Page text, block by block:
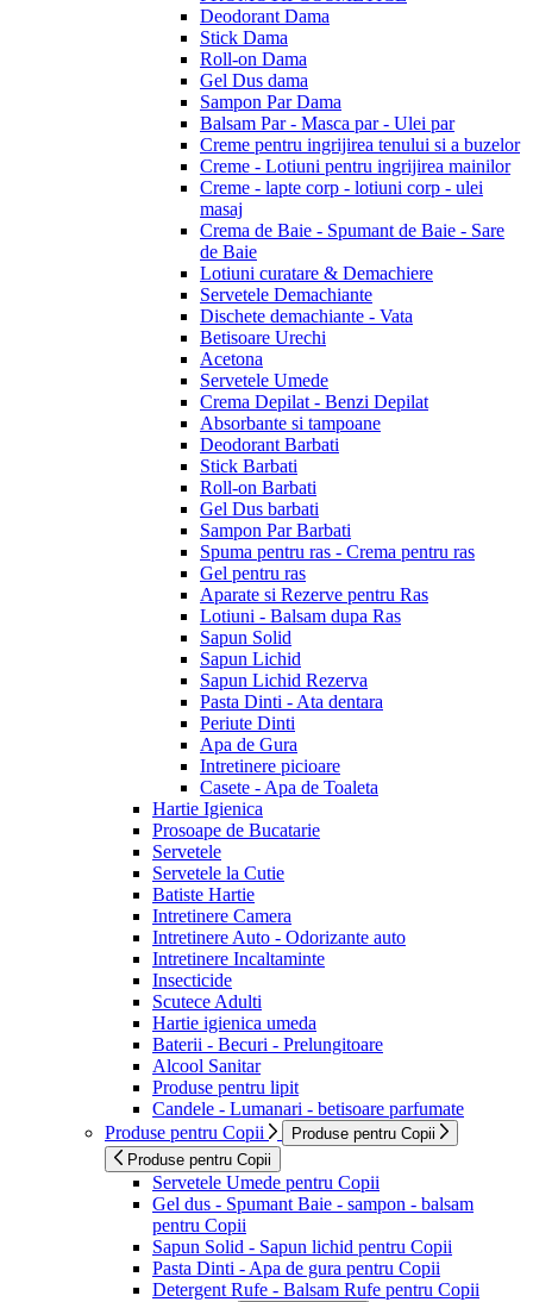
Deodorant Dama
Stick Dama
Roll-on Dama
Gel Dus dama
Sampon Par Dama
Balsam Par - Masca par - Ulei par
Creme pentru ingrijirea tenului si a buzelor
Creme - Lotiuni pentru ingrijirea mainilor
Creme - lapte corp - lotiuni corp - ulei
masaj
Crema de Baie - Spumant de Baie - Sare
de Baie
Lotiuni curatare & Demachiere
Servetele Demachiante
Dischete demachiante - Vata
Betisoare Urechi
Acetona
Servetele Umede
Crema Depilat - Benzi Depilat
Absorbante si tampoane
Deodorant Barbati
Stick Barbati
Roll-on Barbati
Gel Dus barbati
Sampon Par Barbati
Spuma pentru ras - Crema pentru ras
Gel pentru ras
Aparate si Rezerve pentru Ras
Lotiuni - Balsam dupa Ras
Sapun Solid
Sapun Lichid
Sapun Lichid Rezerva
Pasta Dinti - Ata dentara
Periute Dinti
Apa de Gura
Intretinere picioare
Casete - Apa de Toaleta
Hartie Igienica
Prosoape de Bucatarie
Servetele
Servetele la Cutie
Batiste Hartie
Intretinere Camera
Intretinere Auto - Odorizante auto
Intretinere Incaltaminte
Insecticide
Scutece Adulti
Hartie igienica umeda
Baterii - Becuri - Prelungitoare
Alcool Sanitar
Produse pentru lipit
Candele - Lumanari - betisoare parfumate
Produse pentru Copii
Produse pentru Copii
Produse pentru Copii
Servetele Umede pentru Copii
Gel dus - Spumant Baie - sampon - balsam
pentru Copii
Sapun Solid - Sapun lichid pentru Copii
Pasta Dinti - Apa de gura pentru Copii
Detergent Rufe - Balsam Rufe pentru Copii